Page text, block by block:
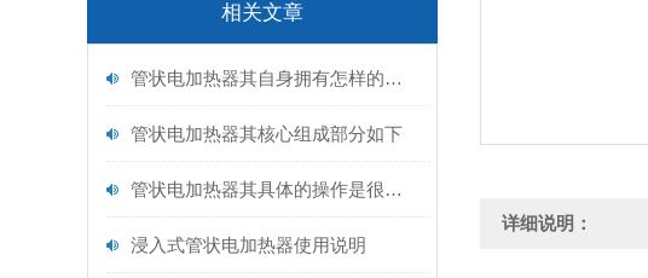
相关文章
管状电加热器其自身拥有怎样的特点呢？
管状电加热器其核心组成部分如下
管状电加热器其具体的操作是很有讲究的
浸入式管状电加热器使用说明
详细说明：